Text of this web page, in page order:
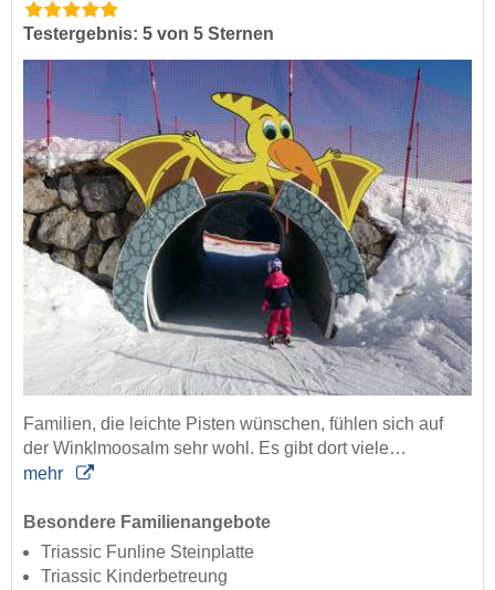
Testergebnis: 5 von 5 Sternen
Familien, die leichte Pisten wünschen, fühlen sich auf
der Winklmoosalm sehr wohl. Es gibt dort viele…
mehr
Besondere Familienangebote
Triassic Funline Steinplatte
Triassic Kinderbetreung